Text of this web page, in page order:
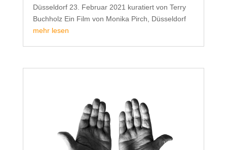
Düsseldorf 23. Februar 2021 kuratiert von Terry
Buchholz Ein Film von Monika Pirch, Düsseldorf
mehr lesen